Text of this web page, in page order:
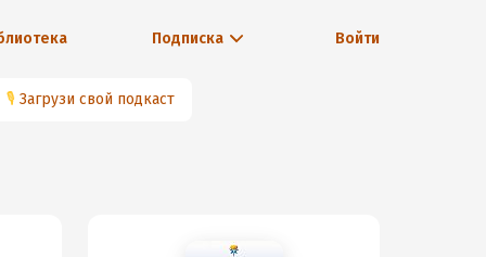
Подписка Войти
🎙 Загрузи свой подкаст